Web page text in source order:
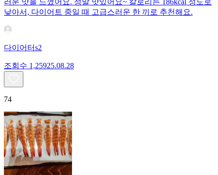
러운 맛을 느꼈어요. 정말 맛있어요~ 칼로리는 186kcal 정도로
낮아서, 다이어트 중일 때 고급스러운 한 끼로 추천해요.
다이어터s2
조회수 1,25925.08.28
74